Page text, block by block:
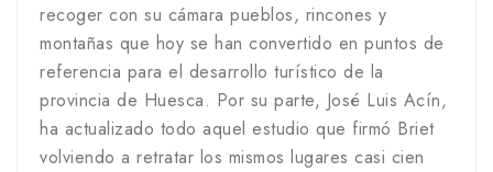
recoger con su cámara pueblos, rincones y
montañas que hoy se han convertido en puntos de
referencia para el desarrollo turístico de la
provincia de Huesca. Por su parte, José Luis Acín,
ha actualizado todo aquel estudio que firmó Briet
volviendo a retratar los mismos lugares casi cien